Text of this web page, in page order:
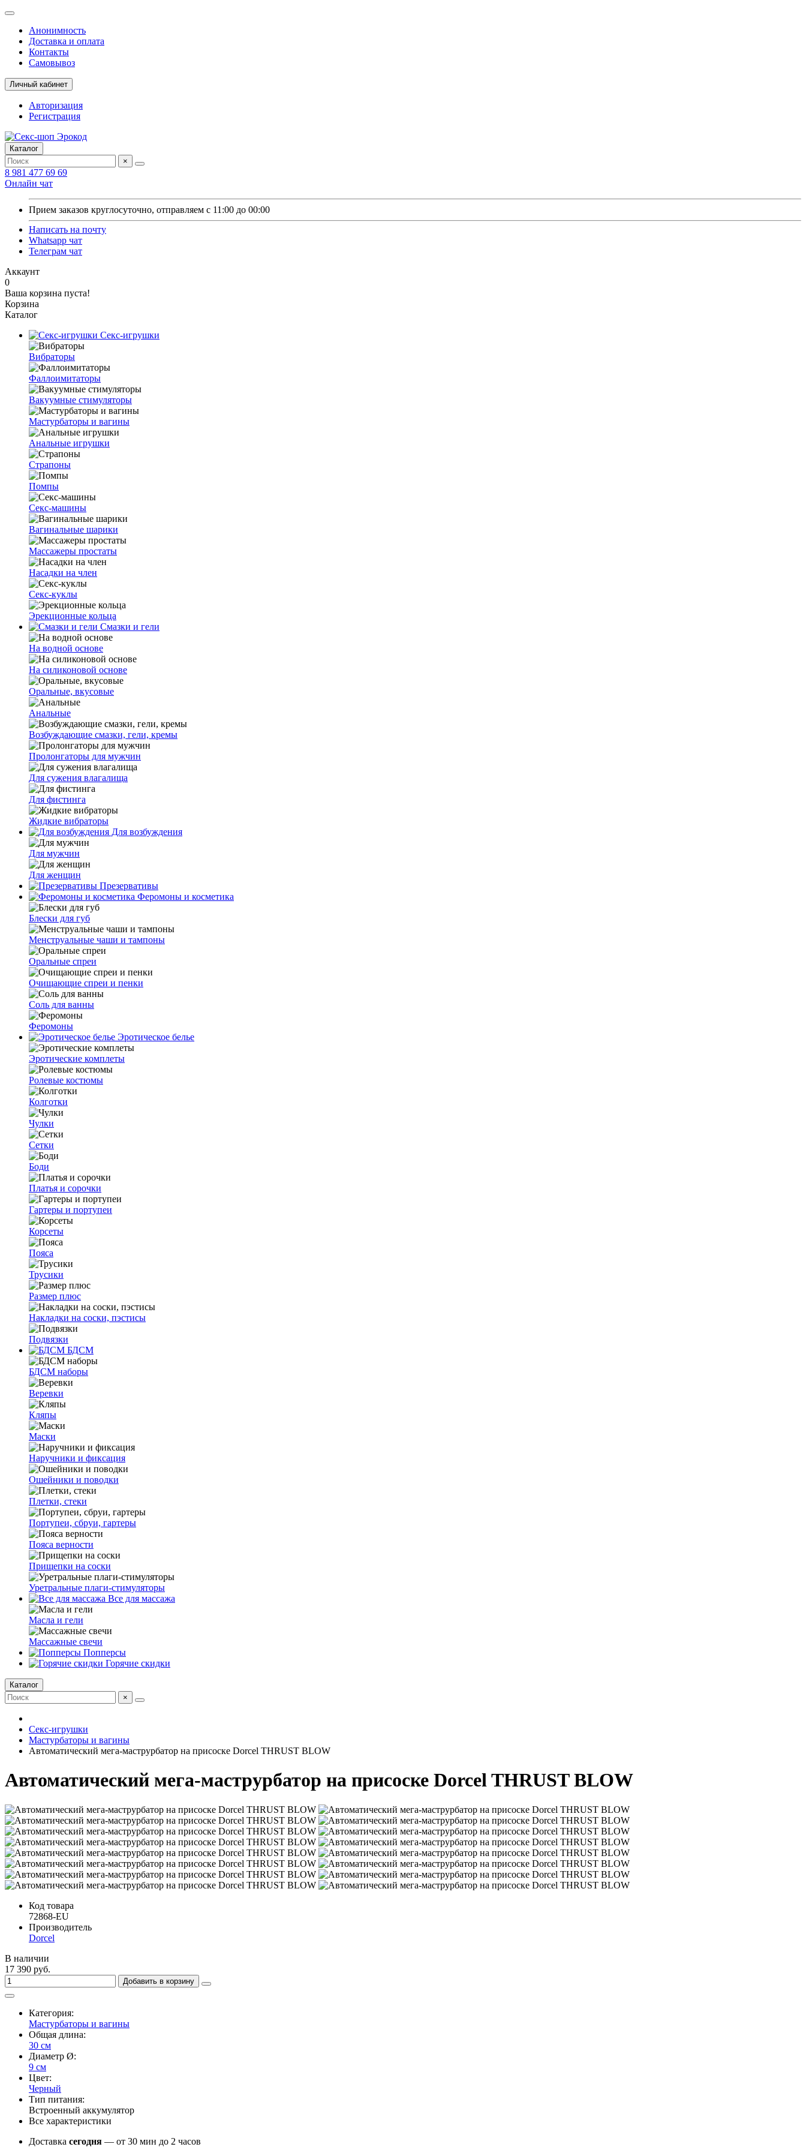
Анонимность
Доставка и оплата
Контакты
Самовывоз
Личный кабинет
Авторизация
Регистрация
Каталог
×
8 981 477 69 69
Онлайн чат
Прием заказов круглосуточно, отправляем с 11:00 до 00:00
Написать на почту
Whatsapp чат
Телеграм чат
Аккаунт
0
Ваша корзина пуста!
Корзина
Каталог
Секс-игрушки
Вибраторы
Фаллоимитаторы
Вакуумные стимуляторы
Мастурбаторы и вагины
Анальные игрушки
Страпоны
Помпы
Секс-машины
Вагинальные шарики
Массажеры простаты
Насадки на член
Секс-куклы
Эрекционные кольца
Смазки и гели
На водной основе
На силиконовой основе
Оральные, вкусовые
Анальные
Возбуждающие смазки, гели, кремы
Пролонгаторы для мужчин
Для сужения влагалища
Для фистинга
Жидкие вибраторы
Для возбуждения
Для мужчин
Для женщин
Презервативы
Феромоны и косметика
Блески для губ
Менструальные чаши и тампоны
Оральные спреи
Очищающие спреи и пенки
Соль для ванны
Феромоны
Эротическое белье
Эротические комплеты
Ролевые костюмы
Колготки
Чулки
Сетки
Боди
Платья и сорочки
Гартеры и портупеи
Корсеты
Пояса
Трусики
Размер плюс
Накладки на соски, пэстисы
Подвязки
БДСМ
БДСМ наборы
Веревки
Кляпы
Маски
Наручники и фиксация
Ошейники и поводки
Плетки, стеки
Портупеи, сбруи, гартеры
Пояса верности
Прищепки на соски
Уретральные плаги-стимуляторы
Все для массажа
Масла и гели
Массажные свечи
Попперсы
Горячие скидки
Каталог
×
Секс-игрушки
Мастурбаторы и вагины
Автоматический мега-маструрбатор на присоске Dorcel THRUST BLOW
Автоматический мега-маструрбатор на присоске Dorcel THRUST BLOW
Код товара
72868-EU
Производитель
Dorcel
В наличии
17 390 руб.
Добавить в корзину
Категория:
Мастурбаторы и вагины
Общая длина:
30 см
Диаметр Ø:
9 см
Цвет:
Черный
Тип питания:
Встроенный аккумулятор
Все характеристики
Доставка сегодня — от 30 мин до 2 часов